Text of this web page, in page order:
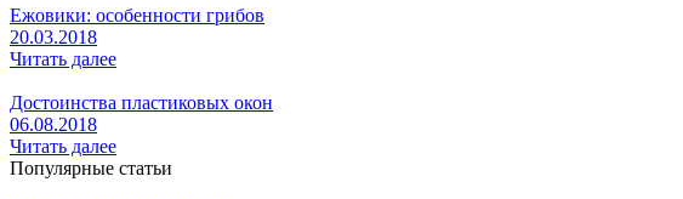
Ежовики: особенности грибов
20.03.2018
Читать далее
Достоинства пластиковых окон
06.08.2018
Читать далее
Популярные статьи